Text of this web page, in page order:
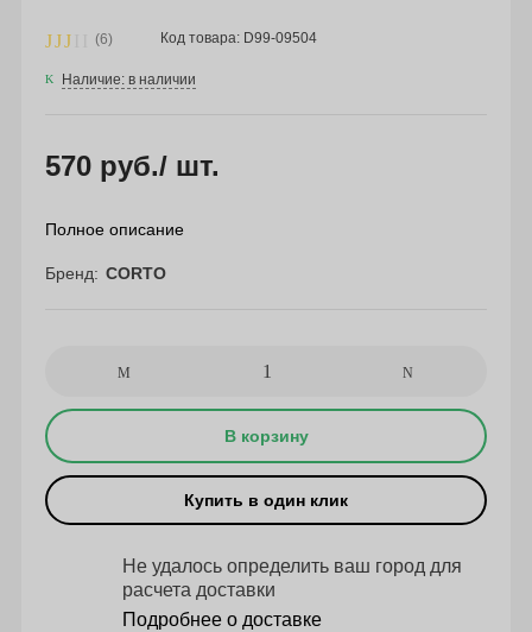
(6) Код товара: D99-09504
Наличие: в наличии
570 руб./ шт.
Полное описание
Бренд CORTO
В корзину
Купить в один клик
Не удалось определить ваш город для
расчета доставки
Подробнее о доставке